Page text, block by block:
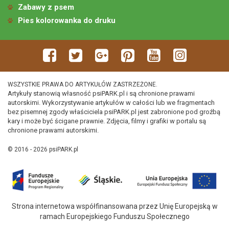
Zabawy z psem
Pies kolorowanka do druku
WSZYSTKIE PRAWA DO ARTYKUŁÓW ZASTRZEŻONE.
Artykuły stanowią własność psiPARK.pl i są chronione prawami
autorskimi. Wykorzystywanie artykułów w całości lub we fragmentach
bez pisemnej zgody właściciela psiPARK.pl jest zabronione pod groźbą
kary i może być ścigane prawnie. Zdjęcia, filmy i grafiki w portalu są
chronione prawami autorskimi.
© 2016 - 2026 psiPARK.pl
Strona internetowa współfinansowana przez Unię Europejską w
ramach Europejskiego Funduszu Społecznego